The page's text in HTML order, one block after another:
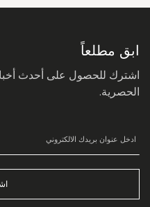
ابق مطلعاً
اشترك للحصول على أحدث
الحصرية.